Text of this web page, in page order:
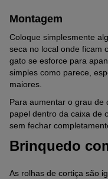
Montagem
Coloque simplesmente
seca no local onde ficam
gato se esforce para
simples como parece,
maiores.
Para aumentar o grau de
papel dentro da caixa de
sem fechar
Brinquedo
As rolhas de cortiça são